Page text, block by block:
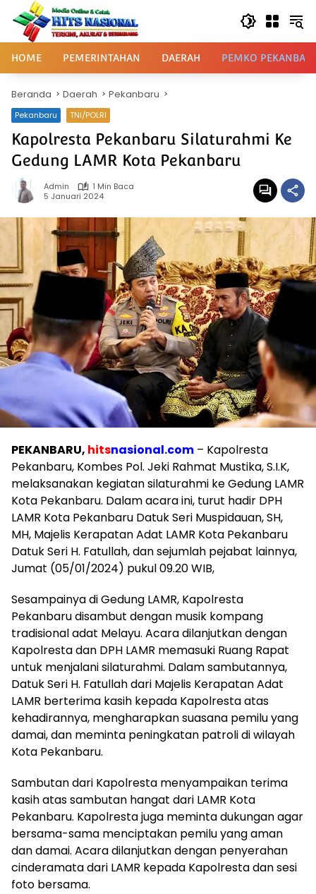
Langsung
konten
HOME PEMERINTAHAN DAERAH PEMKO
Beranda Daerah Pekanbaru
Pekanbaru TNI/POLRI
Kapolresta Pekanbaru Silaturahmi Ke
Gedung LAMR Kota Pekanbaru
Admin
1 Min Baca
5 Januari 2024
PEKANBARU, hitsnasional.com – Kapolresta
Pekanbaru, Kombes Pol. Jeki Rahmat Mustika, S.I.K,
melaksanakan kegiatan silaturahmi ke Gedung LAMR
Kota Pekanbaru. Dalam acara ini, turut hadir DPH
LAMR Kota Pekanbaru Datuk Seri Muspidauan, SH,
MH, Majelis Kerapatan Adat LAMR Kota Pekanbaru
Datuk Seri H. Fatullah, dan sejumlah pejabat lainnya,
Jumat (05/01/2024) pukul 09.20 WIB,
Sesampainya di Gedung LAMR, Kapolresta
Pekanbaru disambut dengan musik kompang
tradisional adat Melayu. Acara dilanjutkan dengan
Kapolresta dan DPH LAMR memasuki Ruang Rapat
untuk menjalani silaturahmi. Dalam sambutannya,
Datuk Seri H. Fatullah dari Majelis Kerapatan Adat
LAMR berterima kasih kepada Kapolresta atas
kehadirannya, mengharapkan suasana pemilu yang
damai, dan meminta peningkatan patroli di wilayah
Kota Pekanbaru.
Sambutan dari Kapolresta menyampaikan terima
kasih atas sambutan hangat dari LAMR Kota
Pekanbaru. Kapolresta juga meminta dukungan agar
bersama-sama menciptakan pemilu yang aman
dan damai. Acara dilanjutkan dengan penyerahan
cinderamata dari LAMR kepada Kapolresta dan sesi
foto bersama.